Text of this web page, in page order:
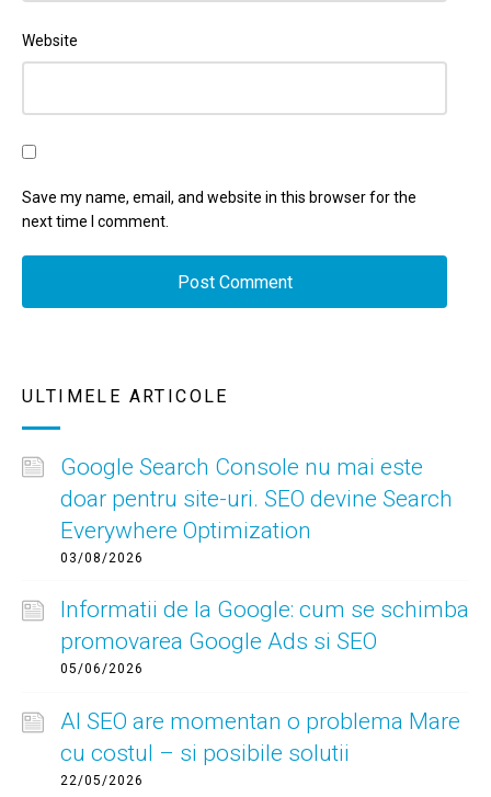
Website
Save my name, email, and website in this browser for the
next time I comment.
ULTIMELE ARTICOLE
Google Search Console nu mai este
doar pentru site-uri. SEO devine Search
Everywhere Optimization
03/08/2026
Informatii de la Google: cum se schimba
promovarea Google Ads si SEO
05/06/2026
AI SEO are momentan o problema Mare
cu costul – si posibile solutii
22/05/2026